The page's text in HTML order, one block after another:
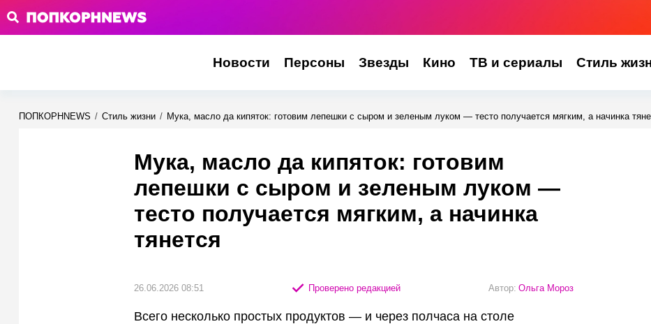
Новости Персоны Звезды Кино ТВ и сериалы Стиль
ПОПКОРНNEWS / Стиль жизни / Мука, масло да кипяток: готовим лепешки с сыром и зеленым луком — тесто получается мягким, а начинка
Мука, масло да кипяток: готовим
лепешки с сыром и зеленым луком —
тесто получается мягким, а начинка
тянется
26.06.2026 08:51 Проверено редакцией Автор: Ольга Мороз
Всего несколько простых продуктов — и через полчаса на столе